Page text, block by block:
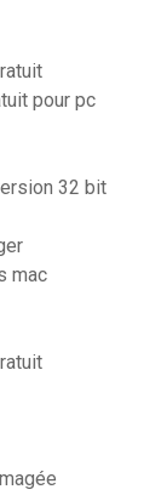
pour pc
32 bit
mac